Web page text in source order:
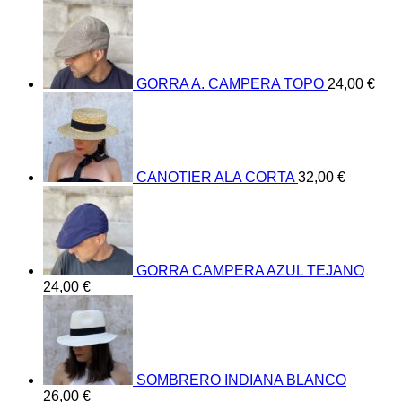
GORRA A. CAMPERA TOPO 24,00 €
CANOTIER ALA CORTA 32,00 €
GORRA CAMPERA AZUL TEJANO
24,00 €
SOMBRERO INDIANA BLANCO
26,00 €